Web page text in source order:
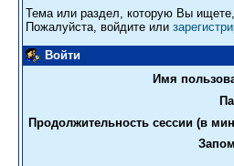
Тема или раздел, которую Вы
Пожалуйста, войдите или
Войти
Имя
Продолжительность сессии (в